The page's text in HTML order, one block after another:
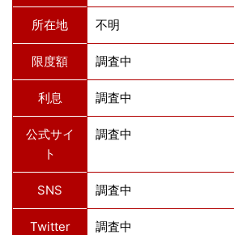
所在地 不明
限度額 調査中
利息 調査中
公式サイ
ト
調査中
SNS 調査中
Twitter 調査中